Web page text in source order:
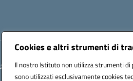
Cookies e altri strumenti di
Il nostro Istituto non utilizza strumenti di
sono utilizzati esclusivamente cookies
saic81900c@pec.istruzione.it